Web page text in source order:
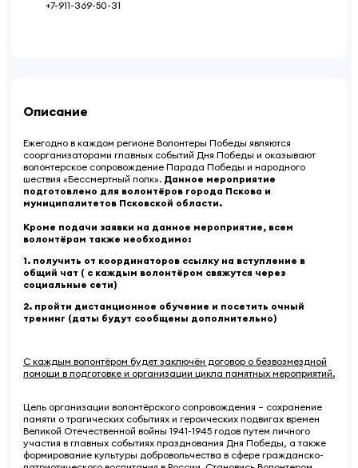
+7-911-369-50-31
Описание
Ежегодно в каждом регионе Волонтеры Победы являются
соорганизаторами главных событий Дня Победы и оказывают
волонтерское сопровождение Парада Победы и народного
шествия «Бессмертный полк». Данное мероприятие
подготовлено для волонтёров города Пскова и
муниципалитетов Псковской области.
Кроме подачи заявки на данное мероприятие, всем
волонтёрам также необходимо:
1. получить от координаторов ссылку на вступление в
общий чат ( с каждым волонтёром свяжутся через
социальные сети)
2. пройти дистанционное обучение и посетить очный
тренинг (даты будут сообщены дополнительно)
С каждым волонтёром будет заключён договор о безвозмездной
помощи в подготовке и организации цикла памятных мероприятий.
Цель организации волонтёрского сопровождения – сохранение
памяти о трагических событиях и героических подвигах времен
Великой Отечественной войны 1941-1945 годов путем личного
участия в главных событиях празднования Дня Победы, а также
формирование культуры добровольчества в сфере гражданско-